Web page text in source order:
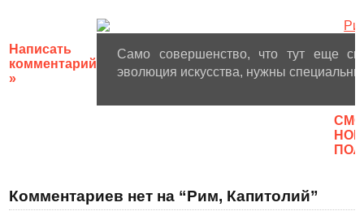
Написать
комментарий
»
Само совершенство, что тут еще
эволюция искусства, нужны
Комментариев нет на “Рим, Капитолий”